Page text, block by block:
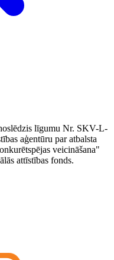
līgumu Nr. SKV-L-
aģentūru par atbalsta
veicināšana"
attīstības fonds.